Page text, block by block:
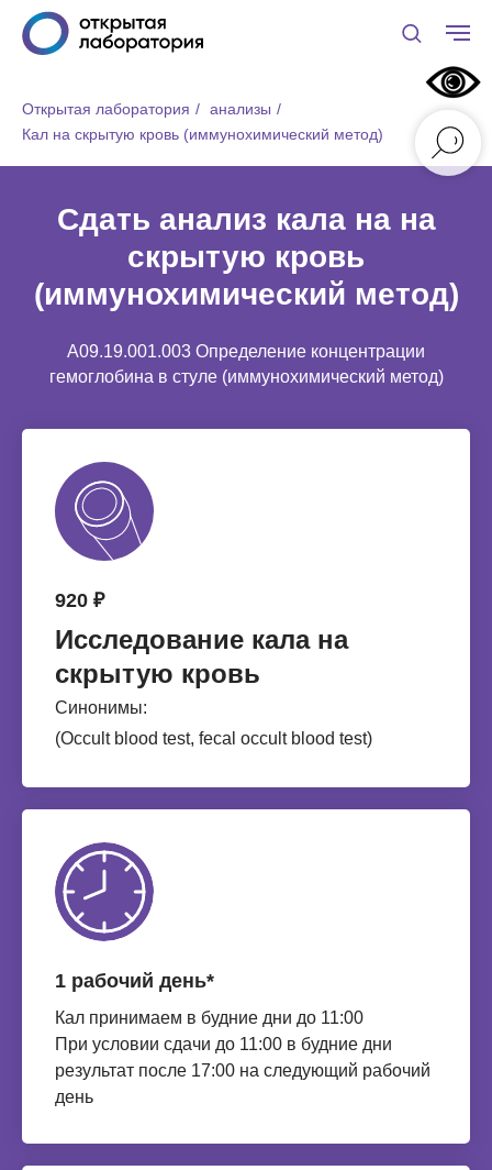
Открытая лаборатория / анализы /
Кал на скрытую кровь (иммунохимический метод)
Сдать анализ кала на на
скрытую кровь
(иммунохимический метод)
A09.19.001.003 Определение концентрации
гемоглобина в стуле (иммунохимический метод)
920 ₽
Исследование кала на
скрытую кровь
Синонимы:
(Occult blood test, fecal occult blood test)
1 рабочий день*
Кал принимаем в будние дни до 11:00
При условии сдачи до 11:00 в будние дни
результат после 17:00 на следующий рабочий
день